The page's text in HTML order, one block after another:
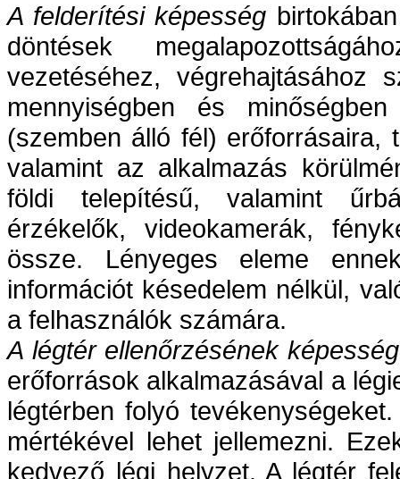
A felderítési képesség
döntések
vezetéséhez, végrehajtásához
mennyiségben és
(szemben álló fél) erőforrásaira,
valamint az alkalmazás
földi telepítésű, valamint
érzékelők, videokamerák,
össze. Lényeges eleme
információt késedelem nélkül,
a felhasználók számára.
A légtér ellenőrzésének
erőforrások alkalmazásával a
légtérben folyó
mértékével lehet jellemezni.
kedvező légi helyzet. A légtér